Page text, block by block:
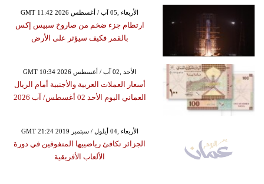
GMT 11:42 2026 الأربعاء ,05 آب / أغسطس
ارتطام جزء ضخم من صاروخ سبيس إكس
بالقمر فكيف سيؤثر على الأرض
GMT 10:34 2026 الأحد ,02 آب / أغسطس
أسعار العملات العربية والأجنبية أمام الريال
العماني اليوم الأحد 02 أغسطس/ آب 2026
GMT 21:24 2019 الأربعاء ,04 أيلول / سبتمبر
الجزائر تكافئ رياضييها المتفوقين في دورة
الألعاب الأفريقية